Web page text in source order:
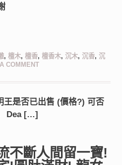
, 檀木, 檀香, 檀香木, 沉木, 沉香, 沉
COMMENT
王是否已出售 (價格?) 可否
Dea […]
不斷人間留一寶!